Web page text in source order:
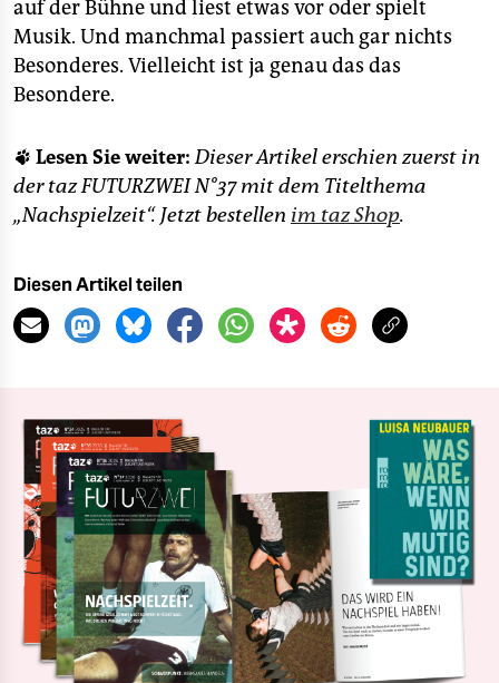
auf der Bühne und liest etwas vor oder spielt
Musik. Und manchmal passiert auch gar nichts
Besonderes. Vielleicht ist ja genau das das
Besondere.
🐾 Lesen Sie weiter:Dieser Artikel erschien zuerst in
der taz FUTURZWEI N°37 mit dem Titelthema
„Nachspielzeit“. Jetzt bestellen im taz Shop.
Diesen Artikel teilen